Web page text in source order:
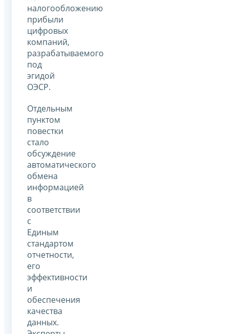
налогообложению
прибыли
цифровых
компаний,
разрабатываемого
под
эгидой
ОЭСР.
Отдельным
пунктом
повестки
стало
обсуждение
автоматического
обмена
информацией
в
соответствии
с
Единым
стандартом
отчетности,
его
эффективности
и
обеспечения
качества
данных.